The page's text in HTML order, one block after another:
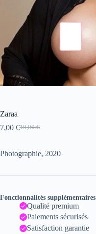
Zaraa
10,00€
Le
était :
7,00 €Le
est :
Photographie, 2020
Fonctionnalités supplémentaires
Qualité premium
Paiements sécurisés
Satisfaction garantie